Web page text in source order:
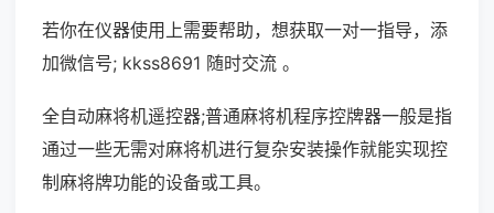
若你在仪器使用上需要帮助，想获取一对一指导，添
加微信号; kkss8691 随时交流 。
全自动麻将机遥控器;普通麻将机程序控牌器一般是指
通过一些无需对麻将机进行复杂安装操作就能实现控
制麻将牌功能的设备或工具。